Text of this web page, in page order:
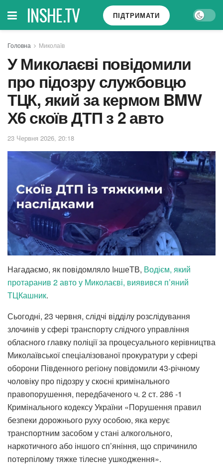
INSHE.TV ПІДТРИМАТИ
Головна Миколаїв
У Миколаєві повідомили
про підозру службовцю
ТЦК, який за кермом BMW
Х6 скоїв ДТП з 2 авто
23 Червня 2026, 20:18
Нагадаємо, як повідомляло ІншеТВ, Водієм, який
протаранив 2 авто у Миколаєві, виявився п’яний
ТЦКашник.
Сьогодні, 23 червня, слідчі відділу розслідування
злочинів у сфері транспорту слідчого управління
обласного главку поліції за процесуального керівництва
Миколаївської спеціалізованої прокуратури у сфері
оборони Південного регіону повідомили 43-річному
чоловіку про підозру у скоєні кримінального
правопорушення, передбаченого ч. 2 ст. 286 -1
Кримінального кодексу України «Порушення правил
безпеки дорожнього руху особою, яка керує
транспортним засобом у стані алкогольного,
наркотичного або іншого сп’яніння, що спричинило
потерпілому тяжке тілесне ушкодження».